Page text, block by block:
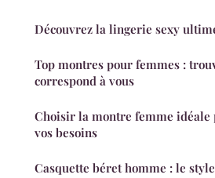
Découvrez la lingerie sexy
Top montres pour femmes :
correspond à vous
Choisir la montre femme idéale
vos besoins
Casquette béret homme : le